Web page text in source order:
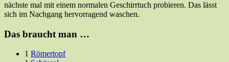
nächste mal mit einem normalen Geschirrtuch probieren. Das lässt
sich im Nachgang hervorragend waschen.
Das braucht man …
1 Römertopf